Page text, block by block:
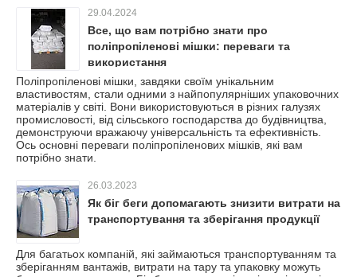
29.04.2024
Все, що вам потрібно знати про
поліпропіленові мішки: переваги та
використання
Поліпропіленові мішки, завдяки своїм унікальним
властивостям, стали одними з найпопулярніших упаковочних
матеріалів у світі. Вони використовуються в різних галузях
промисловості, від сільського господарства до будівництва,
демонструючи вражаючу універсальність та ефективність.
Ось основні переваги поліпропіленових мішків, які вам
потрібно знати.
26.03.2023
Як біг беги допомагають знизити витрати на
транспортування та зберігання продукції
Для багатьох компаній, які займаються транспортуванням та
зберіганням вантажів, витрати на тару та упаковку можуть